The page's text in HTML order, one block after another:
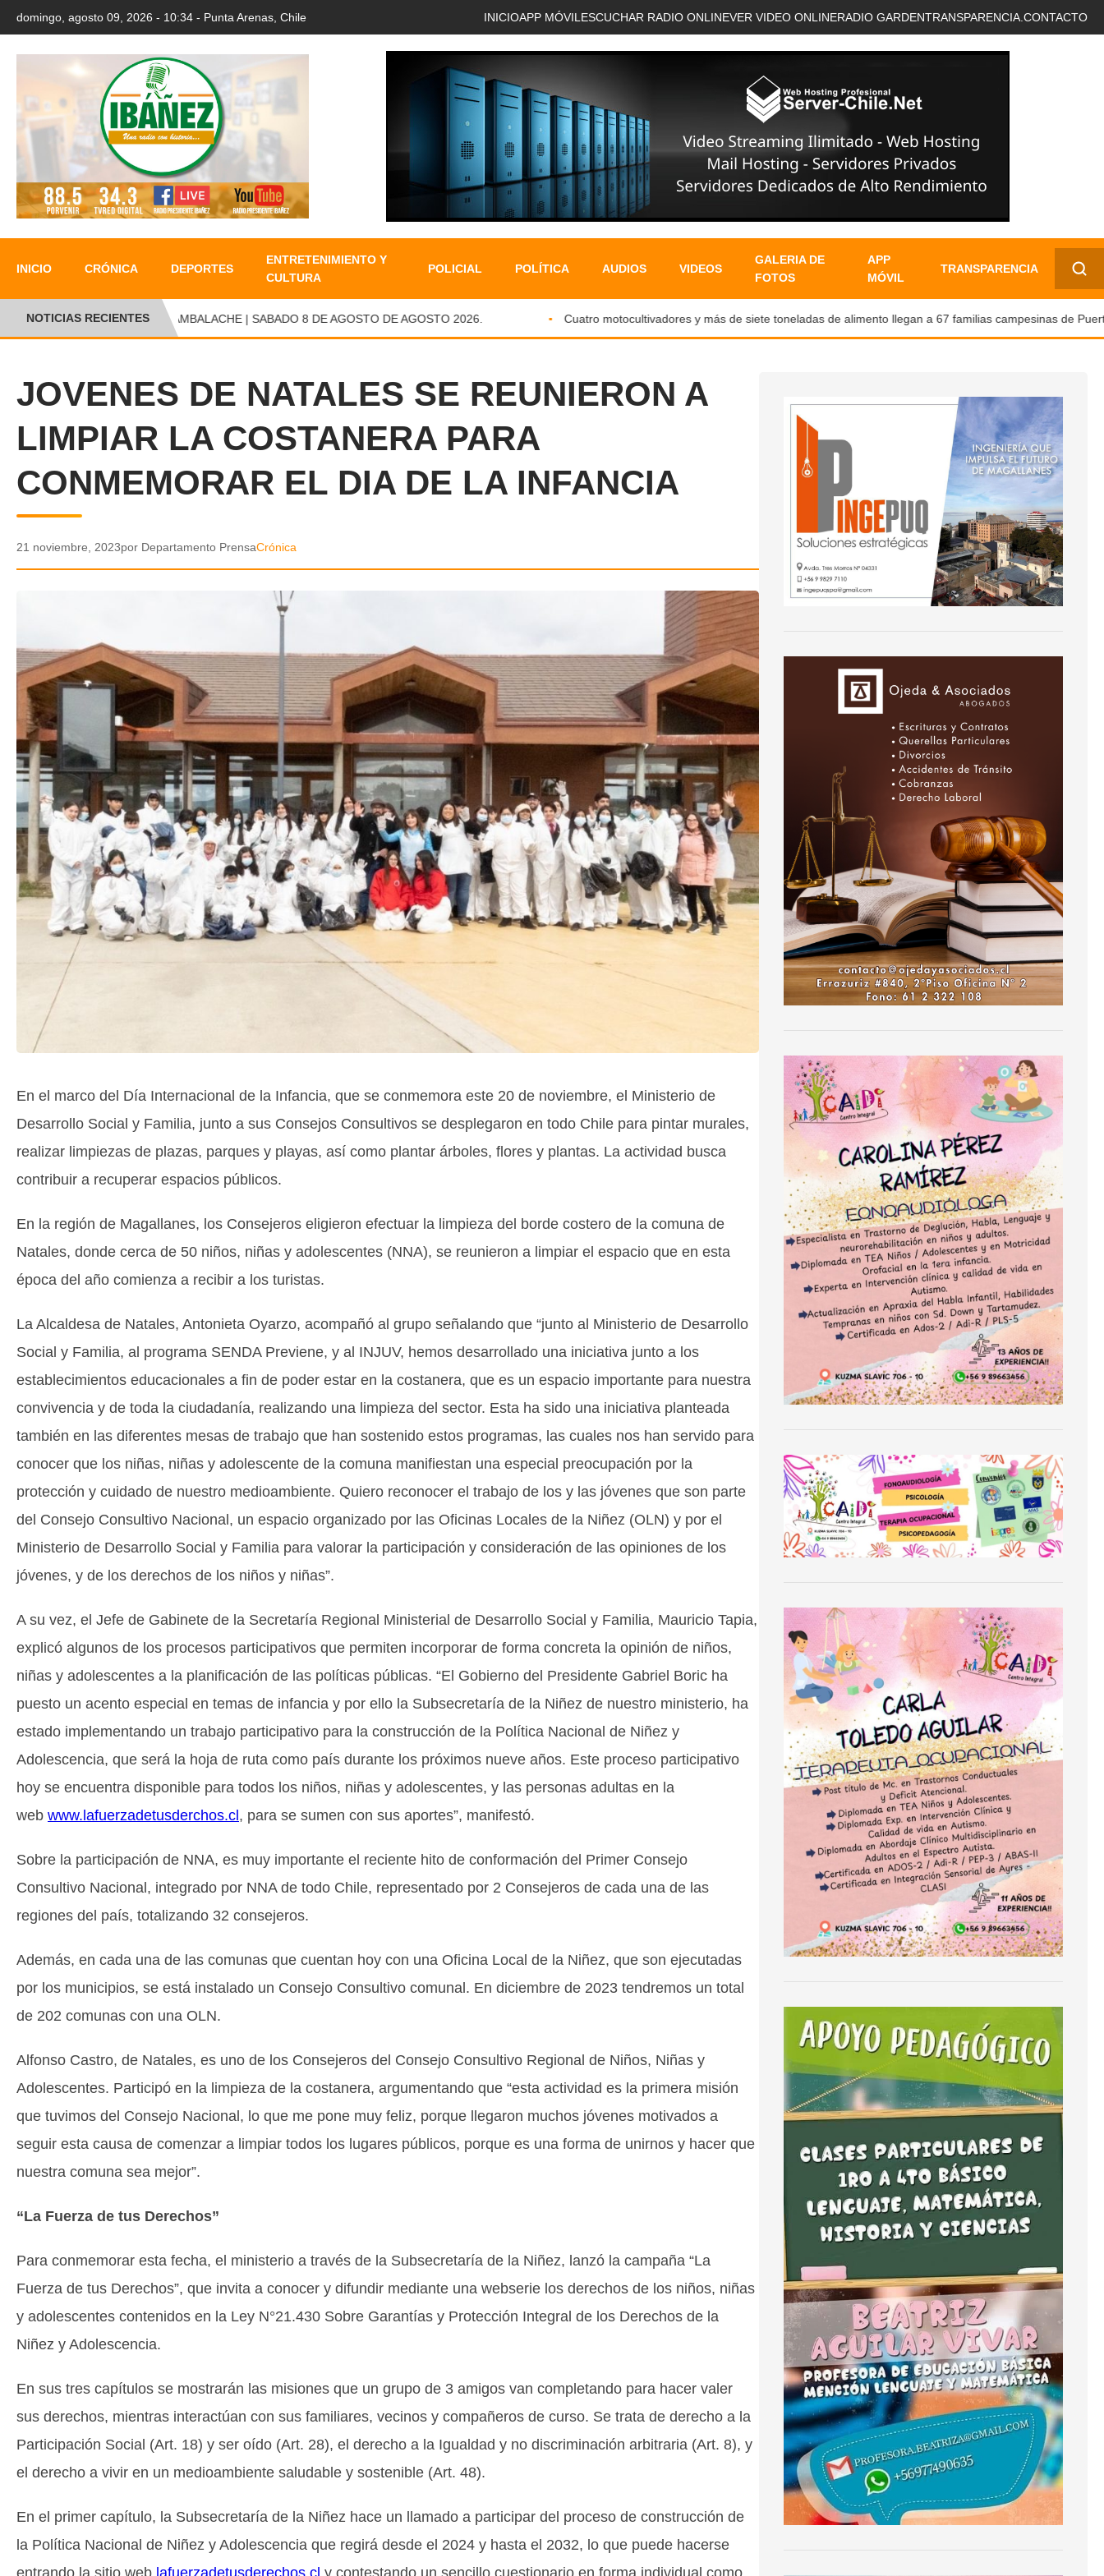
domingo, agosto 09, 2026 - 10:34 - Punta Arenas, Chile INICIOAPP MÓVIL ESCUCHAR RADIO ONLINEVER VIDEO ONLINERADIO GARDENTRANSPARENCIA. CONTACTO
INICIO CRÓNICA DEPORTES
ENTRETENIMIENTO Y
CULTURA
POLICIAL POLÍTICA AUDIOS VIDEOS
GALERIA DE
FOTOS
APP
MÓVIL
TRANSPARENCIA
✕
NOTICIAS RECIENTESCAMBALACHE | SABADO 8 DE AGOSTO DE AGOSTO 2026. Cuatro motocultivadores y más de siete toneladas de alimento llegan a 67 familias campesinas de Puerto
JOVENES DE NATALES SE REUNIERON A
LIMPIAR LA COSTANERA PARA
CONMEMORAR EL DIA DE LA INFANCIA
21 noviembre, 2023por Departamento PrensaCrónica
En el marco del Día Internacional de la Infancia, que se conmemora este 20 de noviembre, el Ministerio de
Desarrollo Social y Familia, junto a sus Consejos Consultivos se desplegaron en todo Chile para pintar murales,
realizar limpiezas de plazas, parques y playas, así como plantar árboles, flores y plantas. La actividad busca
contribuir a recuperar espacios públicos.
En la región de Magallanes, los Consejeros eligieron efectuar la limpieza del borde costero de la comuna de
Natales, donde cerca de 50 niños, niñas y adolescentes (NNA), se reunieron a limpiar el espacio que en esta
época del año comienza a recibir a los turistas.
La Alcaldesa de Natales, Antonieta Oyarzo, acompañó al grupo señalando que “junto al Ministerio de Desarrollo
Social y Familia, al programa SENDA Previene, y al INJUV, hemos desarrollado una iniciativa junto a los
establecimientos educacionales a fin de poder estar en la costanera, que es un espacio importante para nuestra
convivencia y de toda la ciudadanía, realizando una limpieza del sector. Esta ha sido una iniciativa planteada
también en las diferentes mesas de trabajo que han sostenido estos programas, las cuales nos han servido para
conocer que los niñas, niñas y adolescente de la comuna manifiestan una especial preocupación por la
protección y cuidado de nuestro medioambiente. Quiero reconocer el trabajo de los y las jóvenes que son parte
del Consejo Consultivo Nacional, un espacio organizado por las Oficinas Locales de la Niñez (OLN) y por el
Ministerio de Desarrollo Social y Familia para valorar la participación y consideración de las opiniones de los
jóvenes, y de los derechos de los niños y niñas”.
A su vez, el Jefe de Gabinete de la Secretaría Regional Ministerial de Desarrollo Social y Familia, Mauricio Tapia,
explicó algunos de los procesos participativos que permiten incorporar de forma concreta la opinión de niños,
niñas y adolescentes a la planificación de las políticas públicas. “El Gobierno del Presidente Gabriel Boric ha
puesto un acento especial en temas de infancia y por ello la Subsecretaría de la Niñez de nuestro ministerio, ha
estado implementando un trabajo participativo para la construcción de la Política Nacional de Niñez y
Adolescencia, que será la hoja de ruta como país durante los próximos nueve años. Este proceso participativo
hoy se encuentra disponible para todos los niños, niñas y adolescentes, y las personas adultas en la
web www.lafuerzadetusderchos.cl , para se sumen con sus aportes”, manifestó.
Sobre la participación de NNA, es muy importante el reciente hito de conformación del Primer Consejo
Consultivo Nacional, integrado por NNA de todo Chile, representado por 2 Consejeros de cada una de las
regiones del país, totalizando 32 consejeros.
Además, en cada una de las comunas que cuentan hoy con una Oficina Local de la Niñez, que son ejecutadas
por los municipios, se está instalado un Consejo Consultivo comunal. En diciembre de 2023 tendremos un total
de 202 comunas con una OLN.
Alfonso Castro, de Natales, es uno de los Consejeros del Consejo Consultivo Regional de Niños, Niñas y
Adolescentes. Participó en la limpieza de la costanera, argumentando que “esta actividad es la primera misión
que tuvimos del Consejo Nacional, lo que me pone muy feliz, porque llegaron muchos jóvenes motivados a
seguir esta causa de comenzar a limpiar todos los lugares públicos, porque es una forma de unirnos y hacer que
nuestra comuna sea mejor”.
“La Fuerza de tus Derechos”
Para conmemorar esta fecha, el ministerio a través de la Subsecretaría de la Niñez, lanzó la campaña “La
Fuerza de tus Derechos”, que invita a conocer y difundir mediante una webserie los derechos de los niños, niñas
y adolescentes contenidos en la Ley N°21.430 Sobre Garantías y Protección Integral de los Derechos de la
Niñez y Adolescencia.
En sus tres capítulos se mostrarán las misiones que un grupo de 3 amigos van completando para hacer valer
sus derechos, mientras interactúan con sus familiares, vecinos y compañeros de curso. Se trata de derecho a la
Participación Social (Art. 18) y ser oído (Art. 28), el derecho a la Igualdad y no discriminación arbitraria (Art. 8), y
el derecho a vivir en un medioambiente saludable y sostenible (Art. 48).
En el primer capítulo, la Subsecretaría de la Niñez hace un llamado a participar del proceso de construcción de
la Política Nacional de Niñez y Adolescencia que regirá desde el 2024 y hasta el 2032, lo que puede hacerse